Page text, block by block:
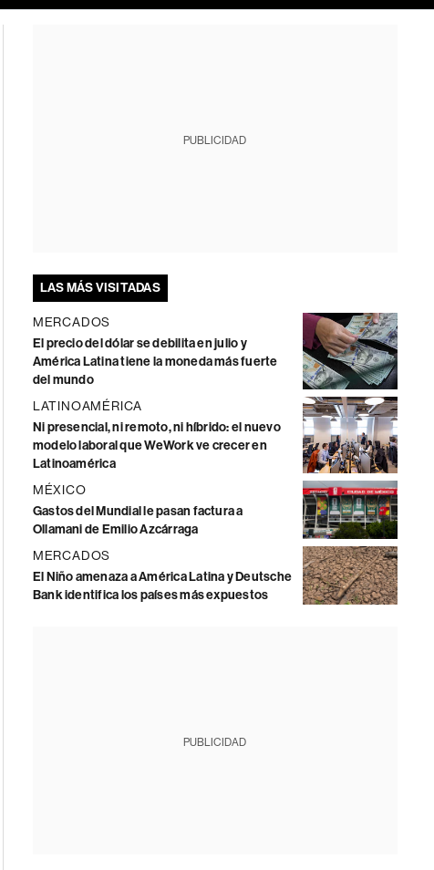
PUBLICIDAD
LAS MÁS VISITADAS
MERCADOS
El precio del dólar se debilita en julio y
América Latina tiene la moneda más fuerte
del mundo
LATINOAMÉRICA
Ni presencial, ni remoto, ni híbrido: el nuevo
modelo laboral que WeWork ve crecer en
Latinoamérica
MÉXICO
Gastos del Mundial le pasan factura a
Ollamani de Emilio Azcárraga
MERCADOS
El Niño amenaza a América Latina y Deutsche
Bank identifica los países más expuestos
PUBLICIDAD